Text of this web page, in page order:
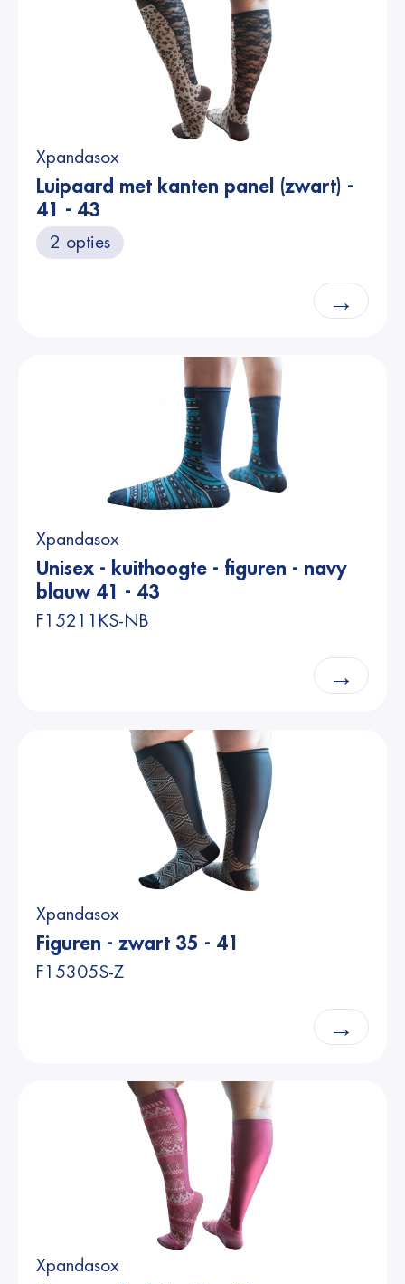
Xpandasox
Luipaard met kanten panel (zwart) -
41 - 43
2 opties
→
Xpandasox
Unisex - kuithoogte - figuren - navy
blauw 41 - 43
F15211KS-NB
→
Xpandasox
Figuren - zwart 35 - 41
F15305S-Z
→
Xpandasox